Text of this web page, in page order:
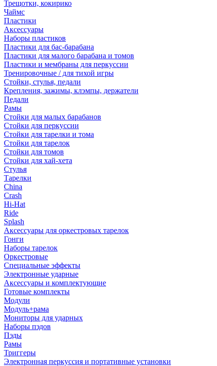
Трещотки, кокирико
Чаймс
Пластики
Аксессуары
Наборы пластиков
Пластики для бас-барабана
Пластики для малого барабана и томов
Пластики и мембраны для перкуссии
Тренировочные / для тихой игры
Стойки, стулья, педали
Крепления, зажимы, клэмпы, держатели
Педали
Рамы
Стойки для малых барабанов
Стойки для перкуссии
Стойки для тарелки и тома
Стойки для тарелок
Стойки для томов
Стойки для хай-хета
Стулья
Тарелки
China
Crash
Hi-Hat
Ride
Splash
Аксессуары для оркестровых тарелок
Гонги
Наборы тарелок
Оркестровые
Специальные эффекты
Электронные ударные
Аксессуары и комплектующие
Готовые комплекты
Модули
Модуль+рама
Мониторы для ударных
Наборы пэдов
Пэды
Рамы
Триггеры
Электронная перкуссия и портативные установки